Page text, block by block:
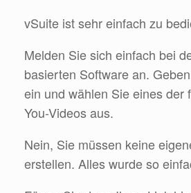
vSuite ist sehr einfach zu
Melden Sie sich einfach bei
basierten Software an.
ein und wählen Sie eines der
You-Videos aus.
Nein, Sie müssen keine
erstellen. Alles wurde so